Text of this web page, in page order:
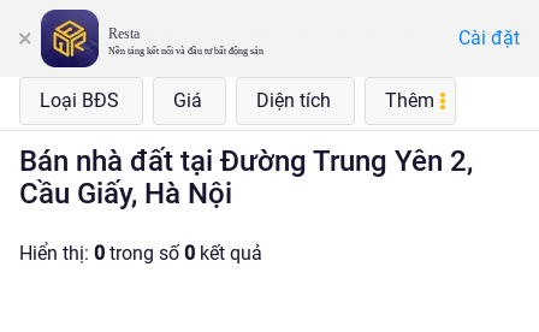
Resta
Nền tảng kết nối và đầu tư bất động sản
Cài đặt
Loại BĐS Giá Diện tích Thêm
Bán nhà đất tại Đường Trung Yên 2,
Cầu Giấy, Hà Nội
Hiển thị: 0 trong số0 kết quả